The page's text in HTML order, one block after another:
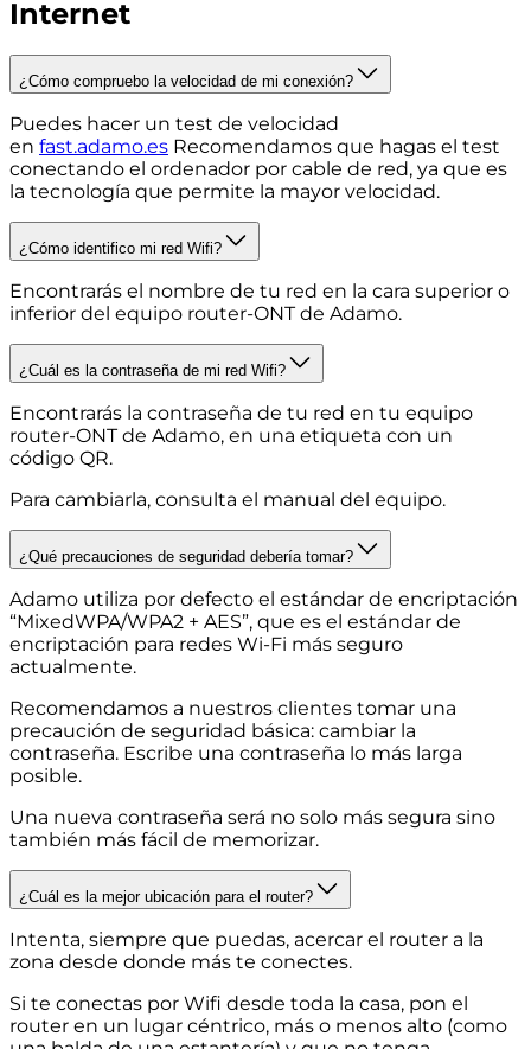
Internet
¿Cómo compruebo la velocidad de mi conexión?
Puedes hacer un test de velocidad
en fast.adamo.es Recomendamos que hagas el test
conectando el ordenador por cable de red, ya que es
la tecnología que permite la mayor velocidad.
¿Cómo identifico mi red Wifi?
Encontrarás el nombre de tu red en la cara superior o
inferior del equipo router-ONT de Adamo.
¿Cuál es la contraseña de mi red Wifi?
Encontrarás la contraseña de tu red en tu equipo
router-ONT de Adamo, en una etiqueta con un
código QR.
Para cambiarla, consulta el manual del equipo.
¿Qué precauciones de seguridad debería tomar?
Adamo utiliza por defecto el estándar de encriptación
“MixedWPA/WPA2 + AES”, que es el estándar de
encriptación para redes Wi-Fi más seguro
actualmente.
Recomendamos a nuestros clientes tomar una
precaución de seguridad básica: cambiar la
contraseña. Escribe una contraseña lo más larga
posible.
Una nueva contraseña será no solo más segura sino
también más fácil de memorizar.
¿Cuál es la mejor ubicación para el router?
Intenta, siempre que puedas, acercar el router a la
zona desde donde más te conectes.
Si te conectas por Wifi desde toda la casa, pon el
router en un lugar céntrico, más o menos alto (como